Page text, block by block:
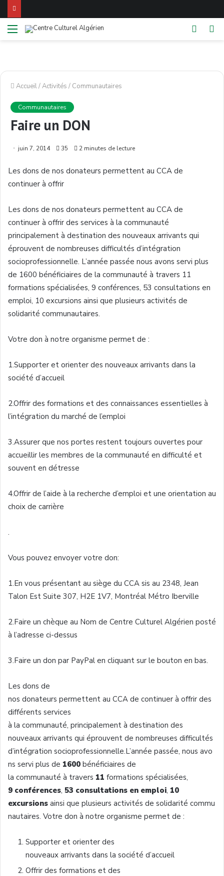
Menu
Switch
Accueil/Activités / Communautaires
Communautaires
Faire un DON
juin 7, 2014 35 2 minutes de lecture
Les dons de nos donateurs permettent au CCA de
continuer à offrir
Les dons de nos donateurs permettent au CCA de
continuer à offrir des services à la communauté
principalement à destination des nouveaux arrivants qui
éprouvent de nombreuses difficultés d’intégration
socioprofessionnelle. L’année passée nous avons servi plus
de 1600 bénéficiaires de la communauté à travers 11
formations spécialisées, 9 conférences, 53 consultations en
emploi, 10 excursions ainsi que plusieurs activités de
solidarité communautaires.
Votre don à notre organisme permet de :
1.Supporter et orienter des nouveaux arrivants dans la
société d’accueil
2.Offrir des formations et des connaissances essentielles à
l’intégration du marché de l’emploi
3.Assurer que nos portes restent toujours ouvertes pour
accueillir les membres de la communauté en difficulté et
souvent en détresse
4.Offrir de l’aide à la recherche d’emploi et une orientation au
choix de carrière
.
Vous pouvez envoyer votre don:
1.En vous présentant au siège du CCA sis au 2348, Jean
Talon Est Suite 307, H2E 1V7, Montréal Métro Iberville
2.Faire un chèque au Nom de Centre Culturel Algérien posté
à l’adresse ci-dessus
3.Faire un don par PayPal en cliquant sur le bouton en bas.
Les dons de
nos donateurs permettent au CCA de continuer à offrir des
différents services
à la communauté, principalement à destination des
nouveaux arrivants qui éprouvent de nombreuses difficultés
d’intégration socioprofessionnelle.L’année passée, nous avo
ns servi plus de 1600 bénéficiaires de
la communauté à travers 11 formations spécialisées,
9 conférences, 53 consultations en emploi, 10
excursions ainsi que plusieurs activités de solidarité commu
nautaires. Votre don à notre organisme permet de :
Supporter et orienter des
nouveaux arrivants dans la société d’accueil
Offrir des formations et des